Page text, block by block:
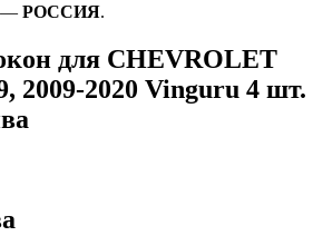
— РОССИЯ.
для CHEVROLET
2009-2020 Vinguru 4 шт.